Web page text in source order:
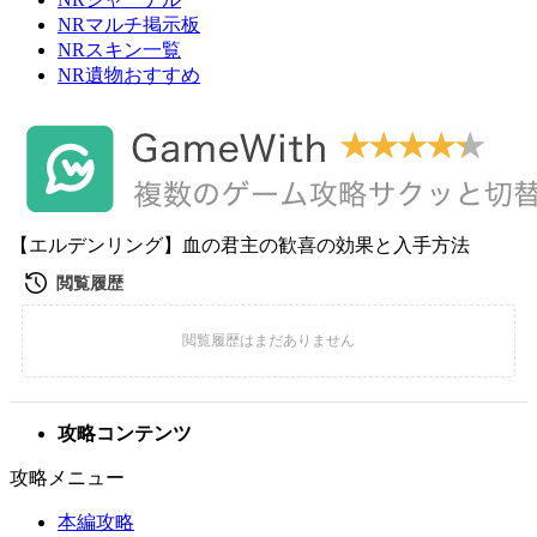
NRマルチ掲示板
NRスキン一覧
NR遺物おすすめ
【エルデンリング】血の君主の歓喜の効果と入手方法
攻略コンテンツ
攻略メニュー
本編攻略